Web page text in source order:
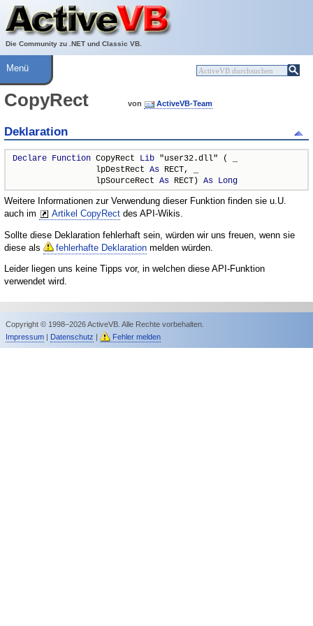
Die Community zu .NET und Classic VB.
Über ActiveVB
Hilfe
Menü
CopyRect von ActiveVB-Team
Deklaration
Declare Function CopyRect Lib "user32.dll" ( _
                 lpDestRect
As RECT, _
                 lpSourceRect
As RECT) As Long
Weitere Informationen zur Verwendung dieser Funktion finden sie u.U.
auch im
Artikel CopyRect des API-Wikis.
Sollte diese Deklaration fehlerhaft sein, würden wir uns freuen, wenn sie
diese als
fehlerhafte Deklaration melden würden.
Leider liegen uns keine Tipps vor, in welchen diese API-Funktion
verwendet wird.
Copyright © 1998–2026 ActiveVB. Alle Rechte vorbehalten.
Impressum| Datenschutz | Fehler melden